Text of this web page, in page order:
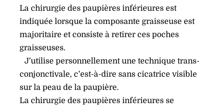
La chirurgie des paupières inférieures est
indiquée lorsque la composante graisseuse est
majoritaire et consiste à retirer ces poches
graisseuses.
J’utilise personnellement une technique trans-
conjonctivale, c’est-à-dire sans cicatrice visible
sur la peau de la paupière.
La chirurgie des paupières inférieures se